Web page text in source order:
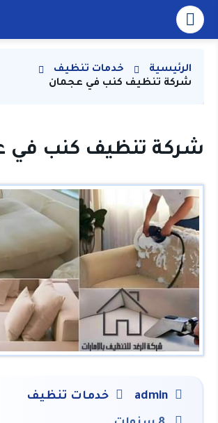
الرئيسية
خدمات تنظيف
شركة تنظيف كنب في عجمان
شركة تنظيف كنب في
admin خدمات تنظيف